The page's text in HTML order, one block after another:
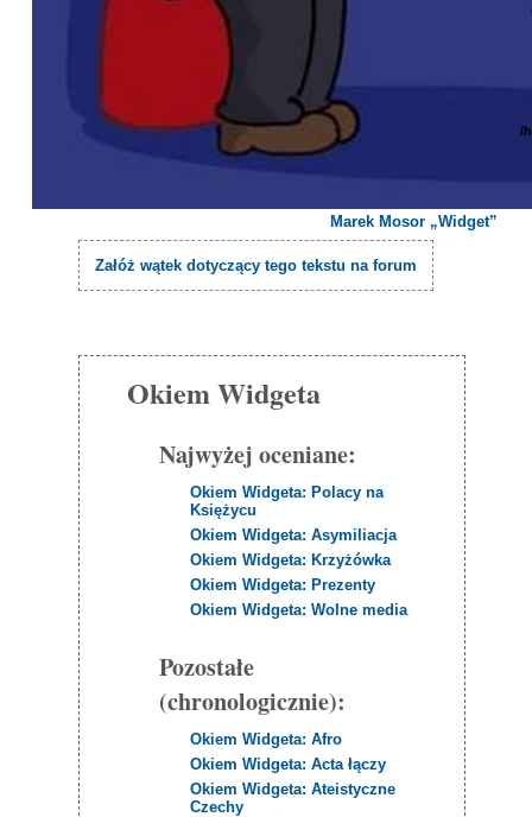
Marek Mosor „Widget”
Załóż wątek dotyczący tego tekstu na forum
Okiem Widgeta
Najwyżej oceniane:
Okiem Widgeta: Polacy na
Księżycu
Okiem Widgeta: Asymiliacja
Okiem Widgeta: Krzyżówka
Okiem Widgeta: Prezenty
Okiem Widgeta: Wolne media
Pozostałe
(chronologicznie):
Okiem Widgeta: Afro
Okiem Widgeta: Acta łączy
Okiem Widgeta: Ateistyczne
Czechy
/